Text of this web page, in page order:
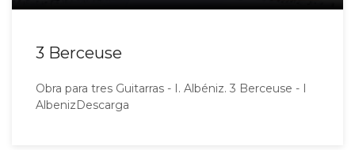
3 Berceuse
Obra para tres Guitarras - I. Albéniz. 3 Berceuse - I
AlbenizDescarga